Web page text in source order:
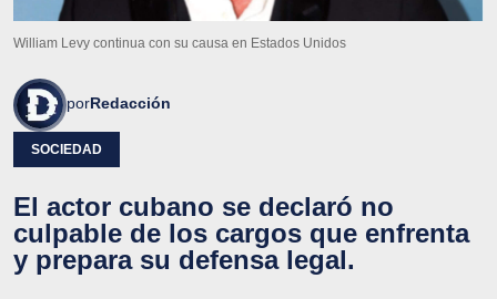
William Levy continua con su causa en Estados Unidos
porRedacción
SOCIEDAD
El actor cubano se declaró no
culpable de los cargos que enfrenta
y prepara su defensa legal.